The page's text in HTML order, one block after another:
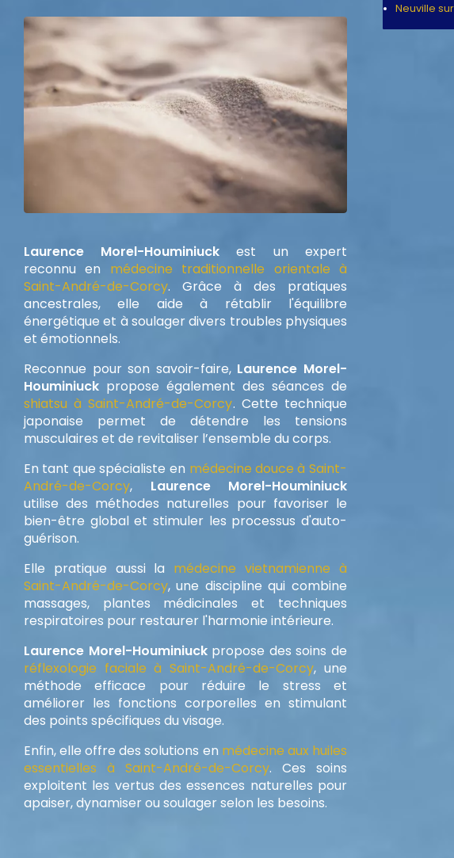
Laurence Morel-Houminiuck est un expert
reconnu en médecine traditionnelle orientale à
Saint-André-de-Corcy. Grâce à des pratiques
ancestrales, elle aide à rétablir l'équilibre
énergétique et à soulager divers troubles physiques
et émotionnels.
Reconnue pour son savoir-faire, Laurence Morel-
Houminiuck propose également des séances de
shiatsu à Saint-André-de-Corcy. Cette technique
japonaise permet de détendre les tensions
musculaires et de revitaliser l’ensemble du corps.
En tant que spécialiste en médecine douce à Saint-
André-de-Corcy, Laurence Morel-Houminiuck
utilise des méthodes naturelles pour favoriser le
bien-être global et stimuler les processus d'auto-
guérison.
Elle pratique aussi la médecine vietnamienne à
Saint-André-de-Corcy, une discipline qui combine
massages, plantes médicinales et techniques
respiratoires pour restaurer l'harmonie intérieure.
Laurence Morel-Houminiuckpropose des soins de
réflexologie faciale à Saint-André-de-Corcy, une
méthode efficace pour réduire le stress et
améliorer les fonctions corporelles en stimulant
des points spécifiques du visage.
Enfin, elle offre des solutions en médecine aux huiles
essentielles à Saint-André-de-Corcy. Ces soins
exploitent les vertus des essences naturelles pour
apaiser, dynamiser ou soulager selon les besoins.
Neuville